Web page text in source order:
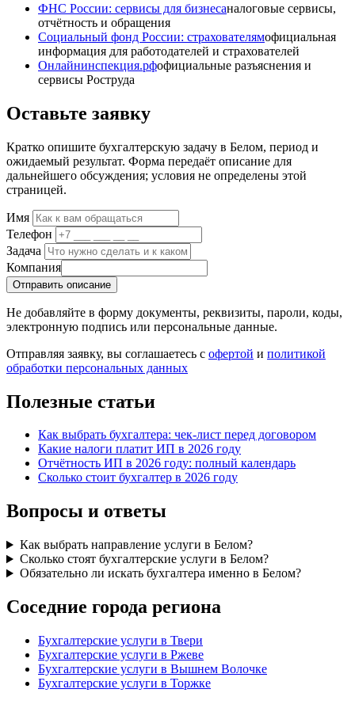
ФНС России: сервисы для бизнесаналоговые сервисы,
отчётность и обращения
Социальный фонд России: страхователямофициальная
информация для работодателей и страхователей
Онлайнинспекция.рфофициальные разъяснения и
сервисы Роструда
Оставьте заявку
Кратко опишите бухгалтерскую задачу в Белом, период и
ожидаемый результат. Форма передаёт описание для
дальнейшего обсуждения; условия не определены этой
страницей.
Имя
Телефон
Задача
Компания
Отправить описание
Не добавляйте в форму документы, реквизиты, пароли, коды,
электронную подпись или персональные данные.
Отправляя заявку, вы соглашаетесь с офертой и политикой
обработки персональных данных
Полезные статьи
Как выбрать бухгалтера: чек-лист перед договором
Какие налоги платит ИП в 2026 году
Отчётность ИП в 2026 году: полный календарь
Сколько стоит бухгалтер в 2026 году
Вопросы и ответы
Как выбрать направление услуги в Белом?
Сколько стоят бухгалтерские услуги в Белом?
Обязательно ли искать бухгалтера именно в Белом?
Соседние города региона
Бухгалтерские услуги в Твери
Бухгалтерские услуги в Ржеве
Бухгалтерские услуги в Вышнем Волочке
Бухгалтерские услуги в Торжке